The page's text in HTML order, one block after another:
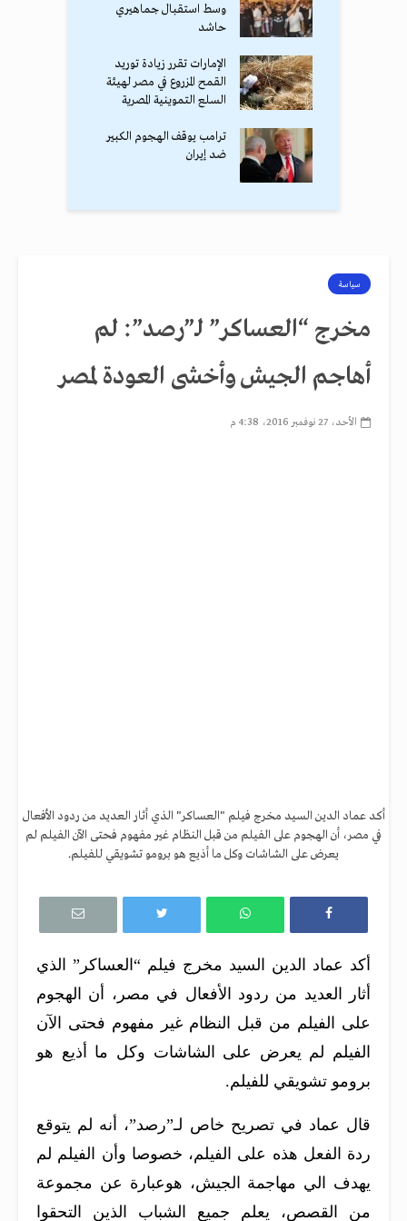
وسط استقبال جماهيري
حاشد
الإمارات تقرر زيادة توريد
القمح المزروع في مصر لهيئة
السلع التموينية المصرية
ترامب يوقف الهجوم الكبير
ضد إيران
سياسة
مخرج “العساكر” لـ”رصد”: لم
أهاجم الجيش وأخشى العودة لمصر
الأحد، 27 نوفمبر 2016، 4:38 م
أكد عماد الدين السيد مخرج فيلم "العساكر" الذي أثار العديد من ردود الأفعال
في مصر، أن الهجوم على الفيلم من قبل النظام غير مفهوم فحتى الآن الفيلم لم
يعرض على الشاشات وكل ما أذيع هو برومو تشويقي للفيلم.
أكد عماد الدين السيد مخرج فيلم “العساكر” الذي
أثار العديد من ردود الأفعال في مصر، أن الهجوم
على الفيلم من قبل النظام غير مفهوم فحتى الآن
الفيلم لم يعرض على الشاشات وكل ما أذيع هو
برومو تشويقي للفيلم.
قال عماد في تصريح خاص لـ”رصد”، أنه لم يتوقع
ردة الفعل هذه على الفيلم، خصوصا وأن الفيلم لم
يهدف الي مهاجمة الجيش، هوعبارة عن مجموعة
من القصص، يعلم جميع الشباب الذين التحقوا